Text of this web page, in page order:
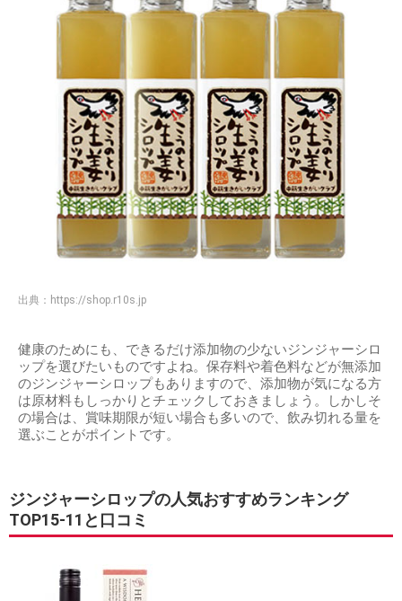
出典： https://shop.r10s.jp
健康のためにも、できるだけ添加物の少ないジンジャーシロ
ップを選びたいものですよね。保存料や着色料などが無添加
のジンジャーシロップもありますので、添加物が気になる方
は原材料もしっかりとチェックしておきましょう。しかしそ
の場合は、賞味期限が短い場合も多いので、飲み切れる量を
選ぶことがポイントです。
ジンジャーシロップの人気おすすめランキング
TOP15-11と口コミ